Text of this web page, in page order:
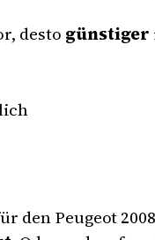
desto günstiger
den Peugeot